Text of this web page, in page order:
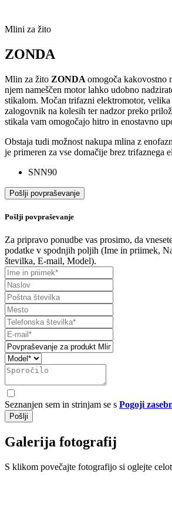
Mlini za žito
ZONDA
Mlin za žito ZONDA omogoča kakovostno
njem nameščen motor lahko udobno
stikalom. Močan trifazni elektromotor, velika
zalogovnik na kolesih ter nadzor preko
stikala vam omogočajo hitro in enostavno
Obstaja tudi možnost nakupa mlina z
je primeren za vse domačije brez trifaznega
SNN90
Pošlji povpraševanje
Pošlji povpraševanje
Za pripravo ponudbe vas prosimo, da
podatke v spodnjih poljih (Ime in priimek,
številka, E-mail, Model).
Seznanjen sem in strinjam se s Pogoji
Pošlji
Galerija fotografij
S klikom povečajte fotografijo si oglejte